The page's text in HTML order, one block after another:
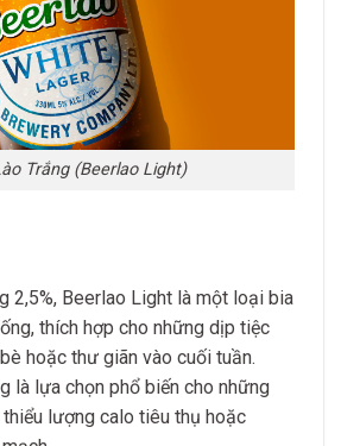
Trắng (Beerlao Light)
2,5%, Beerlao Light là một loại bia
thích hợp cho những dịp tiệc
hoặc thư giãn vào cuối tuần.
là lựa chọn phổ biến cho những
lượng calo tiêu thụ hoặc